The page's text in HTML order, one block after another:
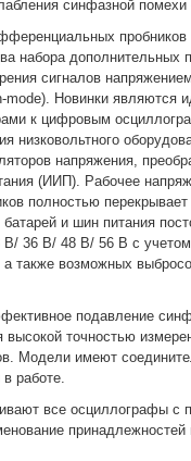
синфазной помехи
набора дополнительных
сигналов
Новинки являются
к цифровым
низковольтного
напряжения,
(ИИП). Рабочее
полностью
и шин питания
36 В/ 48 В/ 56 В с учетом
а также возможных
подавление
точностью
Модели имеют
работе.
все осциллографы с
принадлежностей